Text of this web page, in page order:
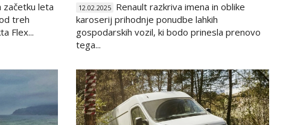
začetku leta
treh
Flex...
12.02.2025 Renault razkriva imena in oblike
karoserij prihodnje ponudbe lahkih
gospodarskih vozil, ki bodo prinesla prenovo
tega...